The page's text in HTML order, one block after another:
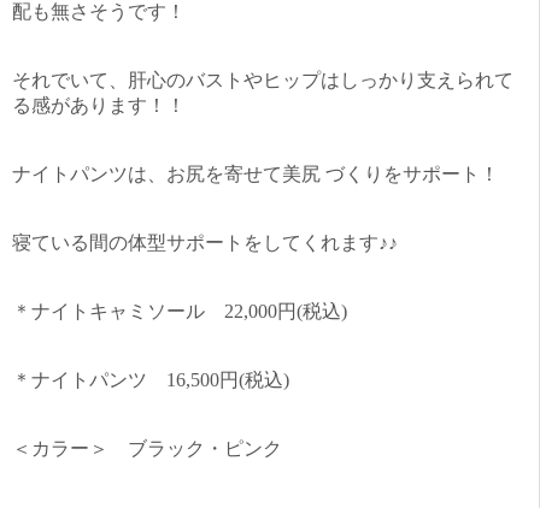
配も無さそうです！
それでいて、肝心のバストやヒップはしっかり支えられて
る感があります！！
ナイトパンツは、お尻を寄せて美尻 づくりをサポート！
寝ている間の体型サポートをしてくれます♪♪
＊ナイトキャミソール 22,000円(税込)
＊ナイトパンツ 16,500円(税込)
＜カラー＞ ブラック・ピンク